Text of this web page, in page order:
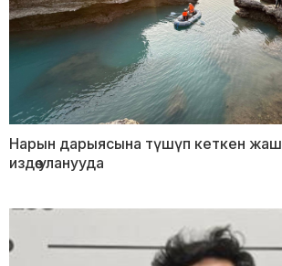
Нарын дарыясына түшүп кеткен жаш
издөө уланууда